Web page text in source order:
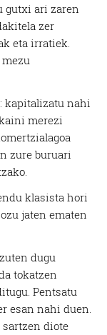
gutxi ari zaren
zer
eta irratiek.
kapitalizatu nahi
merezi
zure buruari
klasista hori
jaten ematen
dugu
tokatzen
Pentsatu
esan nahi duen.
diote